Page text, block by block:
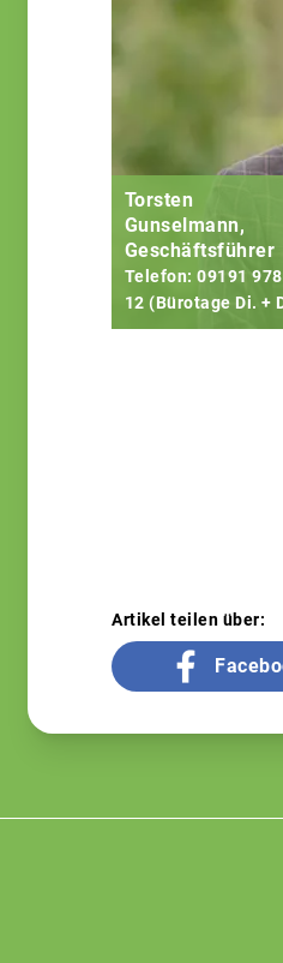
Torsten
Gunselmann,
Geschäftsführer
Telefon: 09191
12 (Bürotage Di. +
Artikel teilen über: